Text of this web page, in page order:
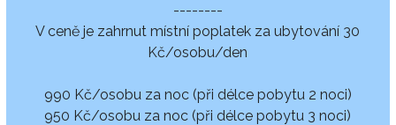
--------
V ceně je zahrnut místní poplatek za ubytování 30
Kč/osobu/den
990 Kč/osobu za noc (při délce pobytu 2 noci)
950 Kč/osobu za noc (při délce pobytu 3 noci)